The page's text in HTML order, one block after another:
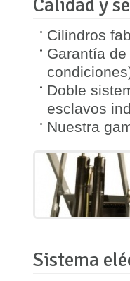
Calidad y
Cilindros
Garantía
Doble
esclavos
Nuestra
Sistema